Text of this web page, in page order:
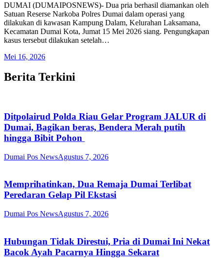
DUMAI (DUMAIPOSNEWS)- Dua pria berhasil diamankan oleh
Satuan Reserse Narkoba Polres Dumai dalam operasi yang
dilakukan di kawasan Kampung Dalam, Kelurahan Laksamana,
Kecamatan Dumai Kota, Jumat 15 Mei 2026 siang. Pengungkapan
kasus tersebut dilakukan setelah…
Mei 16, 2026
Berita Terkini
Ditpolairud Polda Riau Gelar Program JALUR di
Dumai, Bagikan beras, Bendera Merah putih
hingga Bibit Pohon
Dumai Pos NewsAgustus 7, 2026
Memprihatinkan, Dua Remaja Dumai Terlibat
Peredaran Gelap Pil Ekstasi
Dumai Pos NewsAgustus 7, 2026
Hubungan Tidak Direstui, Pria di Dumai Ini Nekat
Bacok Ayah Pacarnya Hingga Sekarat